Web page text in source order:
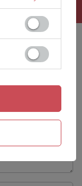
5